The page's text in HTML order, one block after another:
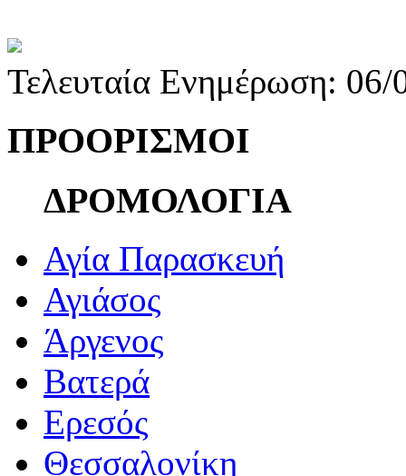
Τελευταία Ενημέρωση:
ΠΡΟΟΡΙΣΜΟΙ
ΔΡΟΜΟΛΟΓΙΑ
Αγία Παρασκευή
Αγιάσος
Άργενος
Βατερά
Ερεσός
Θεσσαλονίκη